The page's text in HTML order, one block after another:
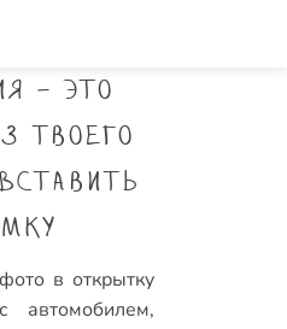
- это
твоего
в открытку